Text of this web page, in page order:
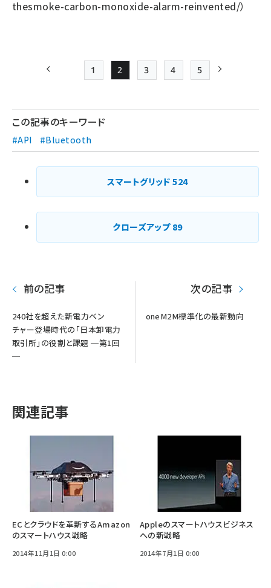
thesmoke-carbon-monoxide-alarm-reinvented/）
ジ
り
前ページ Page
1
Page
2
Page
3
Page
4
Page
5
この記事のキーワード
#API #Bluetooth
スマートグリッド524
クローズアップ 89
前の記事
240社を超えた新電力ベン
チャー登場時代の「日本卸電力
取引所」の役割と課題 ─第1回
─
次の記事
oneM2M標準化の最新動向
関連記事
ECとクラウドを革新するAmazon
のスマートハウス戦略
2014年11月1日 0:00
Appleのスマートハウスビジネス
への新戦略
2014年7月1日 0:00